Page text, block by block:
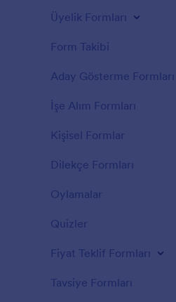
Üyelik Formları
Form Takibi
Aday Gösterme Formları
İşe Alım Formları
Kişisel Formlar
Dilekçe Formları
Oylamalar
Quizler
Fiyat Teklif Formları
Tavsiye Formları